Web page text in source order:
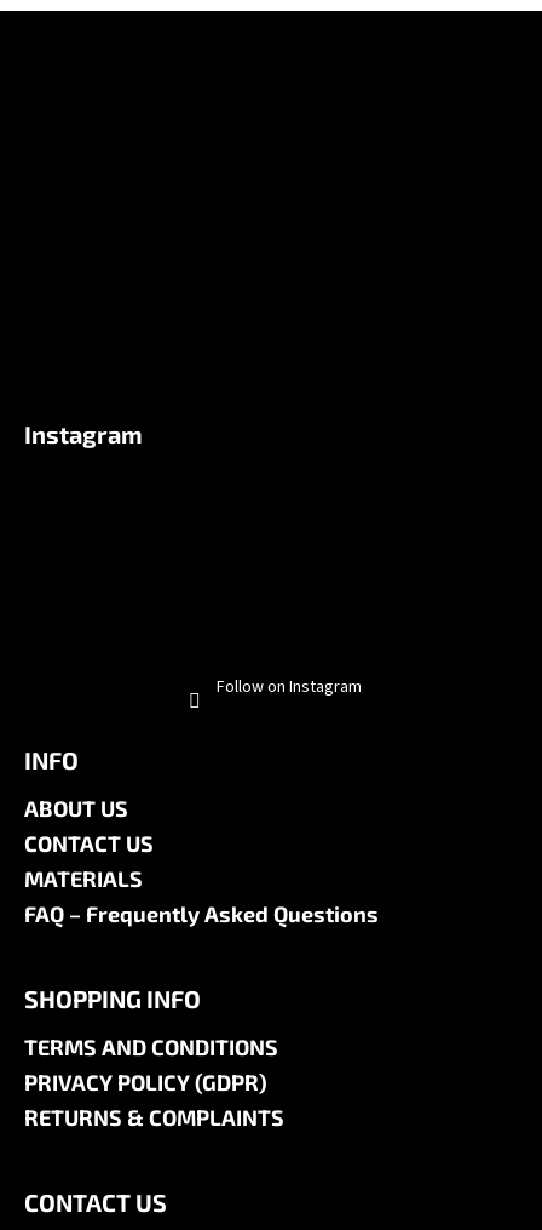
Instagram
Follow on Instagram
INFO
ABOUT US
CONTACT US
MATERIALS
FAQ – Frequently Asked Questions
SHOPPING INFO
TERMS AND CONDITIONS
PRIVACY POLICY (GDPR)
RETURNS & COMPLAINTS
CONTACT US